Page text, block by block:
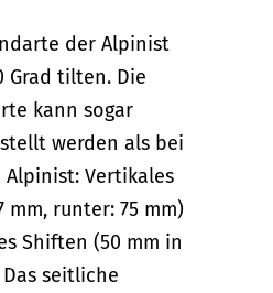
der Alpinist
Grad tilten. Die
kann sogar
werden als bei
Alpinist: Vertikales
mm, runter: 75 mm)
Shiften (50 mm in
seitliche